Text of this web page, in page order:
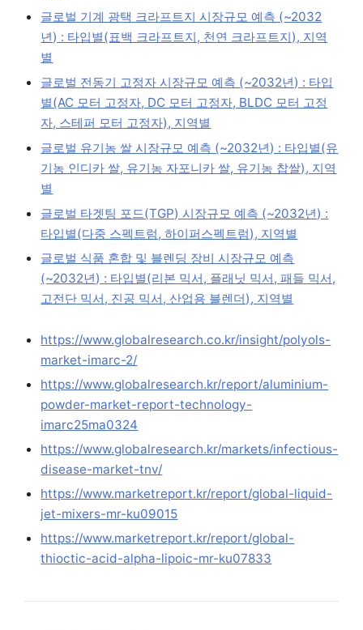
글로벌 기계 광택 크라프트지 시장규모 예측 (~2032
년) : 타입별(표백 크라프트지, 천연 크라프트지), 지역
별
글로벌 전동기 고정자 시장규모 예측 (~2032년) : 타입
별(AC 모터 고정자, DC 모터 고정자, BLDC 모터 고정
자, 스테퍼 모터 고정자), 지역별
글로벌 유기농 쌀 시장규모 예측 (~2032년) : 타입별(유
기농 인디카 쌀, 유기농 자포니카 쌀, 유기농 찹쌀), 지역
별
글로벌 타겟팅 포드(TGP) 시장규모 예측 (~2032년) :
타입별(다중 스펙트럼, 하이퍼스펙트럼), 지역별
글로벌 식품 혼합 및 블렌딩 장비 시장규모 예측
(~2032년) : 타입별(리본 믹서, 플래닛 믹서, 패들 믹서,
고전단 믹서, 진공 믹서, 산업용 블렌더), 지역별
https://www.globalresearch.co.kr/insight/polyols-
market-imarc-2/
https://www.globalresearch.kr/report/aluminium-
powder-market-report-technology-
imarc25ma0324
https://www.globalresearch.kr/markets/infectious-
disease-market-tnv/
https://www.marketreport.kr/report/global-liquid-
jet-mixers-mr-ku09015
https://www.marketreport.kr/report/global-
thioctic-acid-alpha-lipoic-mr-ku07833